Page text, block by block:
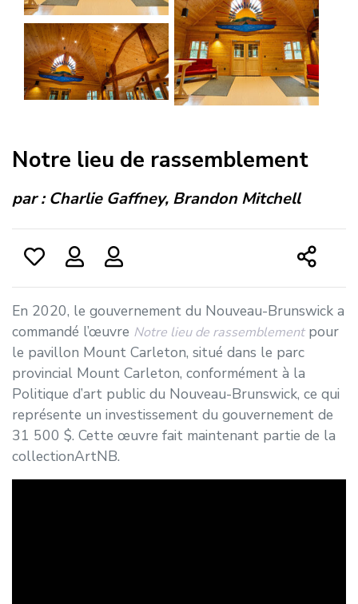
Notre lieu de rassemblement
par :Charlie Gaffney, Brandon Mitchell
En 2020, le gouvernement du Nouveau-Brunswick a
commandé l’œuvre Notre lieu de rassemblementpour
le pavillon Mount Carleton, situé dans le parc
provincial Mount Carleton, conformément à la
Politique d’art public du Nouveau-Brunswick, ce qui
représente un investissement du gouvernement de
31 500 $. Cette œuvre fait maintenant partie de la
collectionArtNB.